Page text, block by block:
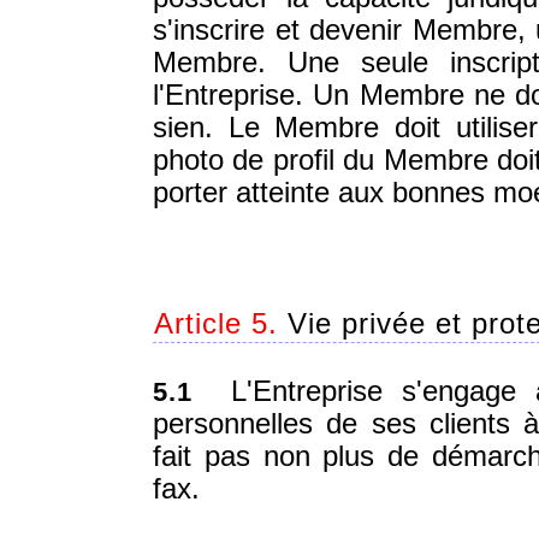
s'inscrire et devenir
Membre. Une seule
l'Entreprise. Un Membre ne
sien. Le Membre doit
photo de profil du Membre
porter atteinte aux bonnes
Article 5. Vie privée et
5.1 L'Entreprise s'engage
personnelles de ses clients
fait pas non plus de
fax.